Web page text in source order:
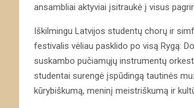
ansambliai aktyviai įsitraukė į visus
Iškilmingu Latvijos studentų chorų ir
festivalis vėliau pasklido po visą Rygą:
suskambo pučiamųjų instrumentų
studentai surengė įspūdingą tautinės
kūrybiškumą, meninį meistriškumą ir